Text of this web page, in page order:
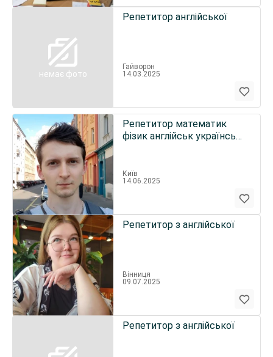
немає фото
Репетитор англійської
Гайворон
14.03.2025
Репетитор математик
фізик англійськ українськ
Київ
14.06.2025
Репетитор з англійської
Вінниця
09.07.2025
Репетитор з англійської